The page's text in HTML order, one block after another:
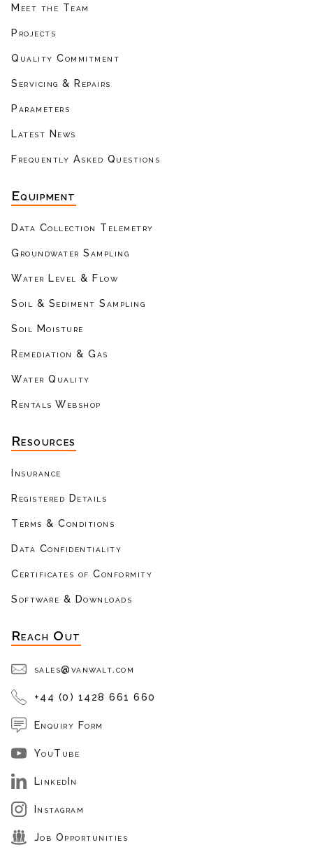
Meet the Team
Projects
Quality Commitment
Servicing & Repairs
Parameters
Latest News
Frequently Asked Questions
Equipment
Data Collection Telemetry
Groundwater Sampling
Water Level & Flow
Soil & Sediment Sampling
Soil Moisture
Remediation & Gas
Water Quality
Rentals Webshop
Resources
Insurance
Registered Details
Terms & Conditions
Data Confidentiality
Certificates of Conformity
Software & Downloads
Reach Out
sales@vanwalt.com
+44 (0) 1428 661 660
Enquiry Form
YouTube
LinkedIn
Instagram
Job Opportunities